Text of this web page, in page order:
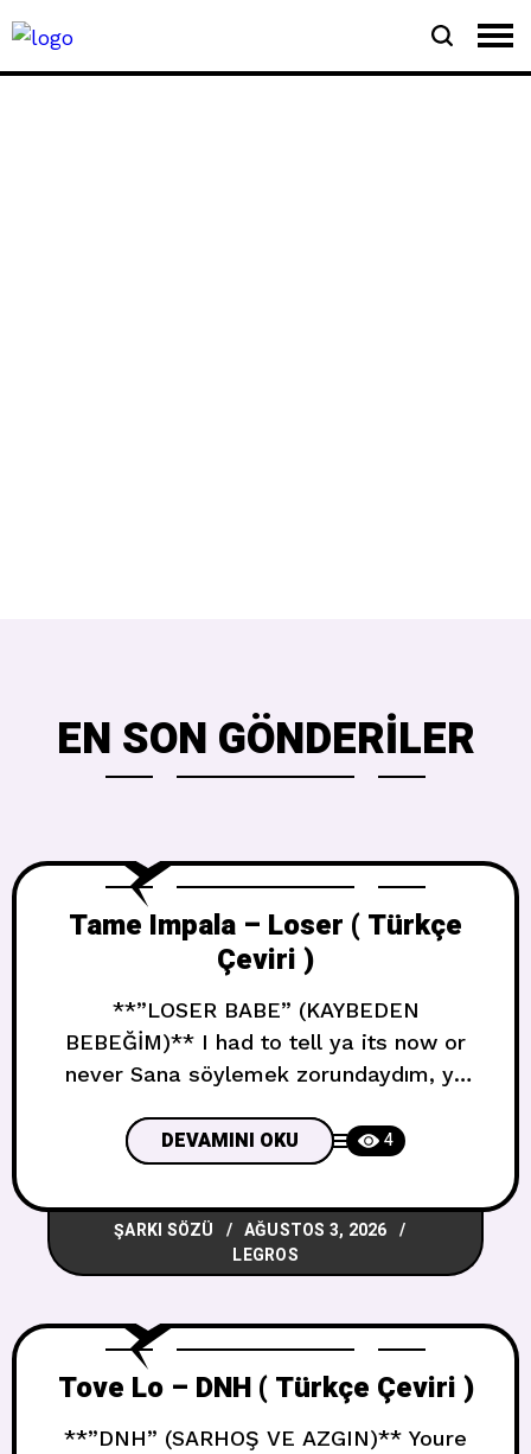
EN SON GÖNDERILER
Tame Impala – Loser ( Türkçe
Çeviri )
**”LOSER BABE” (KAYBEDEN
BEBEĞİM)** I had to tell ya its now or
never Sana söylemek zorundaydım, ya
composure Kapanıştan bu kadar,
soğukkanlılığımı kaybettim I get the
message I learned my lesson Mesajı
aldım, dersimi öğrendim Tried to correct
it I think I wrecked it Düzeltmeye
DEVAMINI OKU 4
ŞARKI SÖZÜ
AĞUSTOS 3, 2026
LEGROS
Tove Lo – DNH ( Türkçe Çeviri )
**”DNH” (SARHOŞ VE AZGIN)** Youre